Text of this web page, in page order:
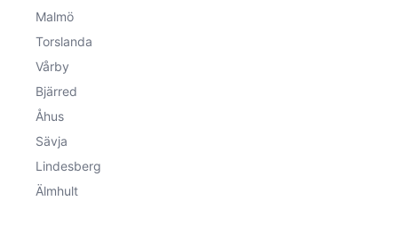
Malmö
Torslanda
Vårby
Bjärred
Åhus
Sävja
Lindesberg
Älmhult